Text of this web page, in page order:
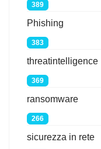
389
Phishing
383
threatintelligence
369
ransomware
266
sicurezza in rete